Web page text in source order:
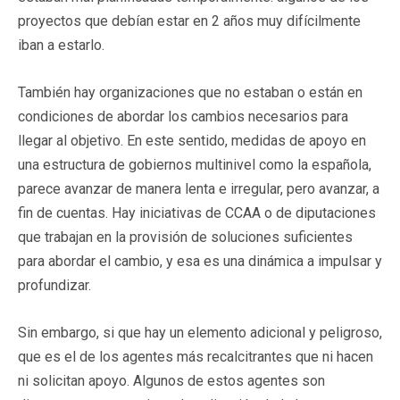
proyectos que debían estar en 2 años muy difícilmente
iban a estarlo.
También hay organizaciones que no estaban o están en
condiciones de abordar los cambios necesarios para
llegar al objetivo. En este sentido, medidas de apoyo en
una estructura de gobiernos multinivel como la española,
parece avanzar de manera lenta e irregular, pero avanzar, a
fin de cuentas. Hay iniciativas de CCAA o de diputaciones
que trabajan en la provisión de soluciones suficientes
para abordar el cambio, y esa es una dinámica a impulsar y
profundizar.
Sin embargo, si que hay un elemento adicional y peligroso,
que es el de los agentes más recalcitrantes que ni hacen
ni solicitan apoyo. Algunos de estos agentes son